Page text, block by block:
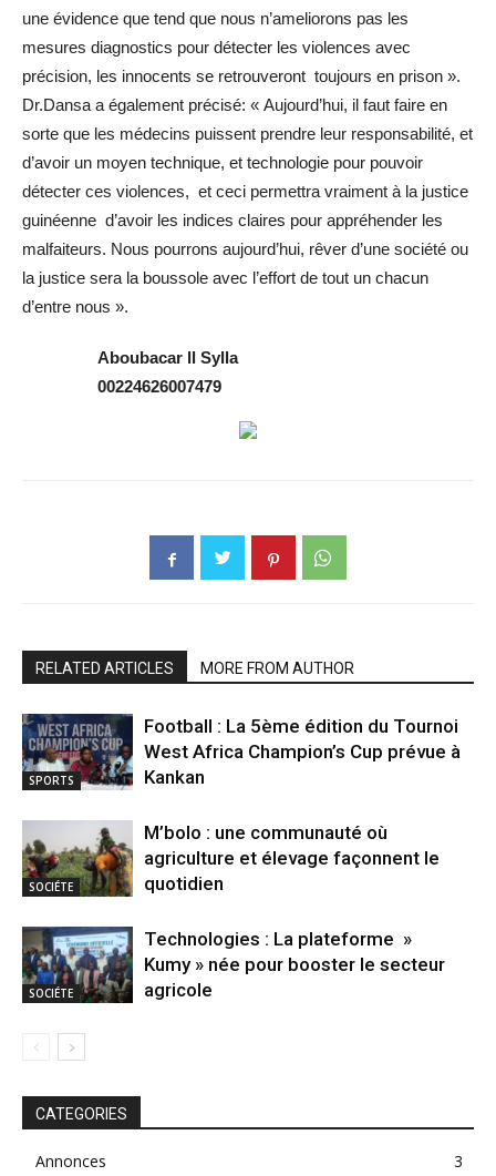
une évidence que tend que nous n’ameliorons pas les
mesures diagnostics pour détecter les violences avec
précision, les innocents se retrouveront toujours en prison ».
Dr.Dansa a également précisé: « Aujourd’hui, il faut faire en
sorte que les médecins puissent prendre leur responsabilité, et
d’avoir un moyen technique, et technologie pour pouvoir
détecter ces violences, et ceci permettra vraiment à la justice
guinéenne d’avoir les indices claires pour appréhender les
malfaiteurs. Nous pourrons aujourd’hui, rêver d’une société ou
la justice sera la boussole avec l’effort de tout un chacun
d’entre nous ».
Aboubacar ll Sylla
00224626007479
RELATED ARTICLES MORE FROM AUTHOR
SPORTS
Football : La 5ème édition du Tournoi
West Africa Champion’s Cup prévue à
Kankan
SOCIÉTE
M’bolo : une communauté où
agriculture et élevage façonnent le
quotidien
SOCIÉTE
Technologies : La plateforme »
Kumy » née pour booster le secteur
agricole
CATEGORIES
Annonces
3